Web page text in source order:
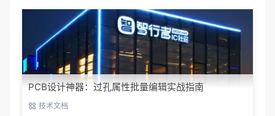
PCB设计神器：过孔属性批量编辑实战指南
技术文档